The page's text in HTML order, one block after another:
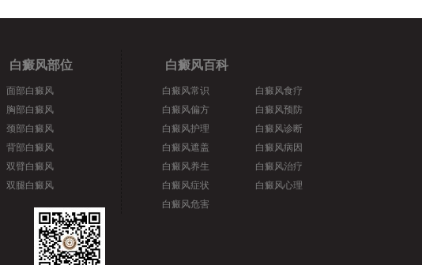
白癜风部位
面部白癜风
胸部白癜风
颈部白癜风
背部白癜风
双臂白癜风
双腿白癜风
白癜风百科
白癜风常识
白癜风偏方
白癜风护理
白癜风遮盖
白癜风养生
白癜风症状
白癜风危害
白癜风食疗
白癜风预防
白癜风诊断
白癜风病因
白癜风治疗
白癜风心理